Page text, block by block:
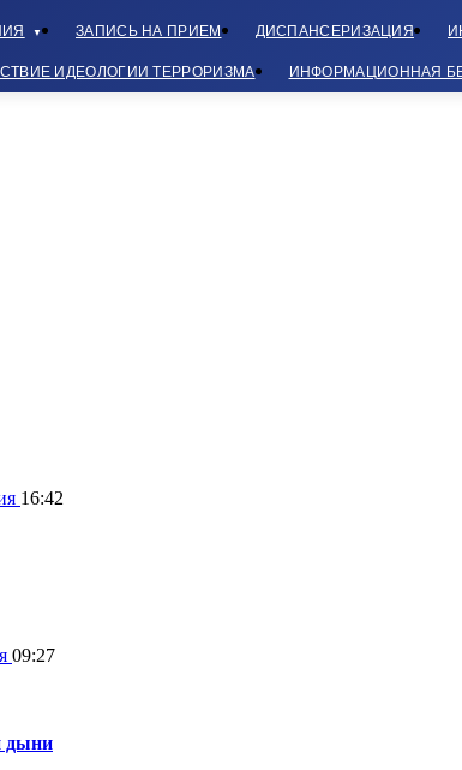
ЗАПИСЬ НА ПРИЕМ ДИСПАНСЕРИЗАЦИЯ
ИДЕОЛОГИИ ТЕРРОРИЗМА
ИНФОРМАЦИОННАЯ
16:42
09:27
дыни